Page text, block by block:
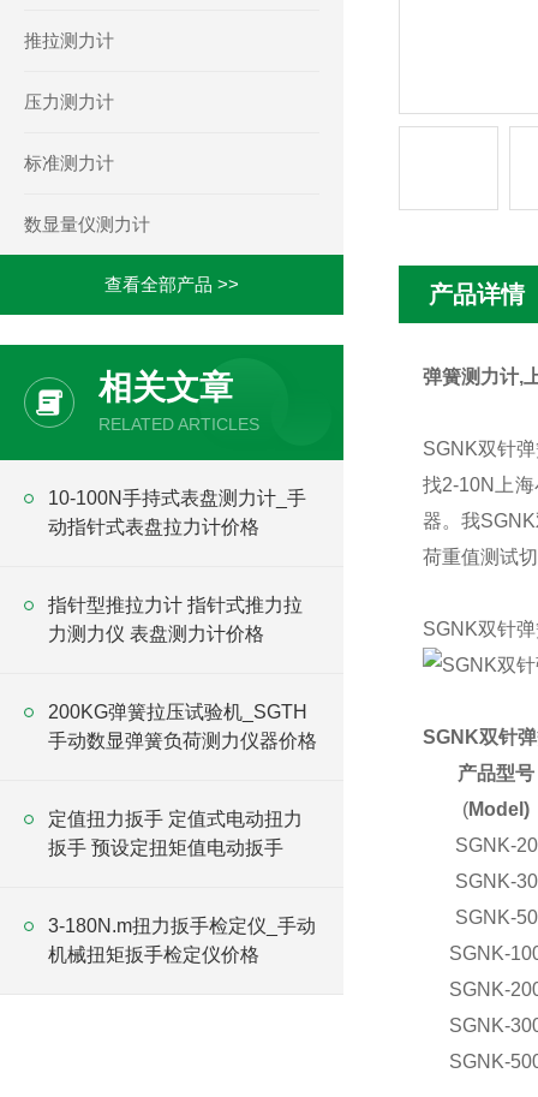
推拉测力计
压力测力计
标准测力计
数显量仪测力计
查看全部产品 >>
相关文章
RELATED ARTICLES
10-100N手持式表盘测力计_手
动指针式表盘拉力计价格
指针型推拉力计 指针式推力拉
力测力仪 表盘测力计价格
200KG弹簧拉压试验机_SGTH
手动数显弹簧负荷测力仪器价格
定值扭力扳手 定值式电动扭力
扳手 预设定扭矩值电动扳手
3-180N.m扭力扳手检定仪_手动
机械扭矩扳手检定仪价格
产品详情
弹簧测力计,
SGNK双针
找2-10N上
器。我
荷重值测试
SGNK双针
SGNK双针
产品型号
(Model)
SGNK-20
SGNK-30
SGNK-50
SGNK-
SGNK-
SGNK-
SGNK-